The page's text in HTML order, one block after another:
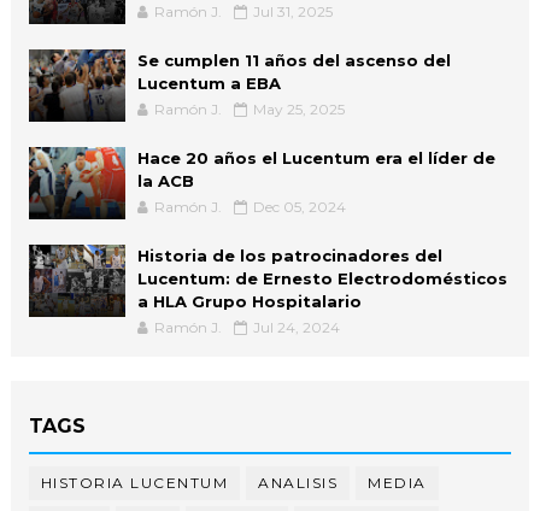
Ramón J. Jul 31, 2025
Se cumplen 11 años del ascenso del
Lucentum a EBA
Ramón J. May 25, 2025
Hace 20 años el Lucentum era el líder de
la ACB
Ramón J. Dec 05, 2024
Historia de los patrocinadores del
Lucentum: de Ernesto Electrodomésticos
a HLA Grupo Hospitalario
Ramón J. Jul 24, 2024
TAGS
HISTORIA LUCENTUM ANALISIS MEDIA